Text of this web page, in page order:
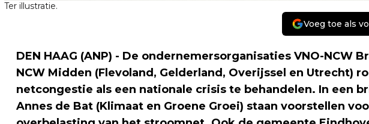
Ter illustratie.
Voeg toe als
DEN HAAG (ANP) - De ondernemersorganisaties VNO-NCW
NCW Midden (Flevoland, Gelderland, Overijssel en Utrecht)
netcongestie als een nationale crisis te behandelen. In een
Annes de Bat (Klimaat en Groene Groei) staan voorstellen